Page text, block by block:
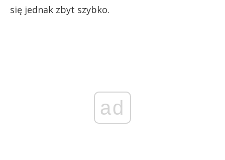
się jednak zbyt szybko.
ad